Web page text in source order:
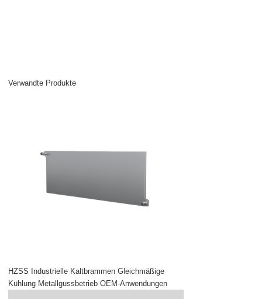
Verwandte Produkte
HZSS Industrielle Kaltbrammen Gleichmäßige
Kühlung Metallgussbetrieb OEM-Anwendungen